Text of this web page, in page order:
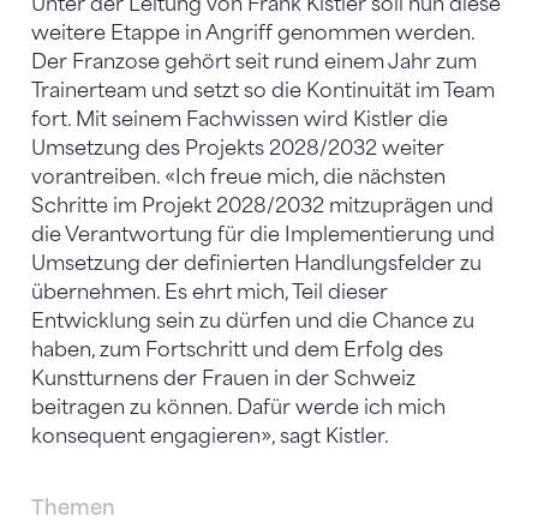
weitere Etappe in Angriff genommen werden.
Der Franzose gehört seit rund einem Jahr zum
Trainerteam und setzt so die Kontinuität im Team
fort. Mit seinem Fachwissen wird Kistler die
Umsetzung des Projekts 2028/2032 weiter
vorantreiben. «Ich freue mich, die nächsten
Schritte im Projekt 2028/2032 mitzuprägen und
die Verantwortung für die Implementierung und
Umsetzung der definierten Handlungsfelder zu
übernehmen. Es ehrt mich, Teil dieser
Entwicklung sein zu dürfen und die Chance zu
haben, zum Fortschritt und dem Erfolg des
Kunstturnens der Frauen in der Schweiz
beitragen zu können. Dafür werde ich mich
konsequent engagieren», sagt Kistler.
Themen